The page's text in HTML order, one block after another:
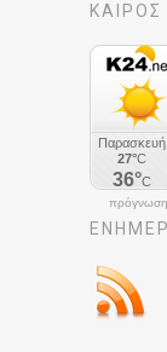
ΚΑΙΡΟΣ
πρόγνωση